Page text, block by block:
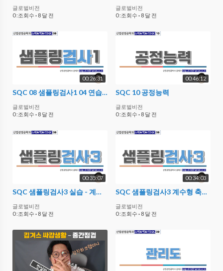
글로벌비전
0 :조회수 · 8 달 전
글로벌비전
0 :조회수 · 8 달 전
00:26:31
SQC 08 샘플링검사1 04 연습문제
글로벌비전
0 :조회수 · 8 달 전
00:46:12
SQC 10 공정능력
글로벌비전
0 :조회수 · 8 달 전
00:35:07
SQC 샘플링검사3 실습 - 계수형 축차 샘플링검사
글로벌비전
0 :조회수 · 8 달 전
00:34:03
SQC 샘플링검사3 계수형 축차 샘플링검사
글로벌비전
0 :조회수 · 8 달 전